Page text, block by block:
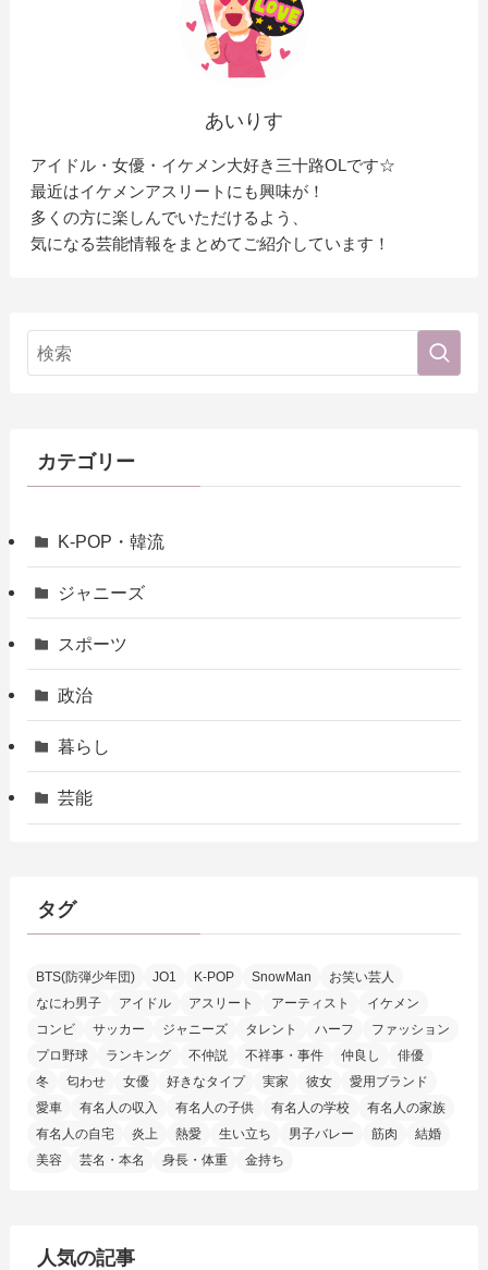
あいりす
アイドル・女優・イケメン大好き三十路OLです☆
最近はイケメンアスリートにも興味が！
多くの方に楽しんでいただけるよう、
気になる芸能情報をまとめてご紹介しています！
カテゴリー
K-POP・韓流
ジャニーズ
スポーツ
政治
暮らし
芸能
タグ
BTS(防弾少年団) JO1 K-POP SnowMan
お笑い芸人
なにわ男子
アイドル アスリート アーティスト
イケメン
コンビ
サッカー ジャニーズ タレント ハーフ
ファッション
プロ野球
ランキング 不仲説 不祥事・事件 仲良し
俳優
冬
匂わせ 女優 好きなタイプ 実家 彼女
愛用ブランド
愛車
有名人の収入 有名人の子供 有名人の学校
有名人の家族
有名人の自宅
炎上 熱愛 生い立ち 男子バレー 筋肉
結婚
美容
芸名・本名 身長・体重 金持ち
人気の記事